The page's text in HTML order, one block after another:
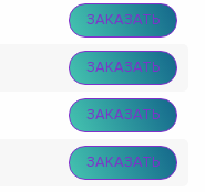
ЗАКАЗАТЬ
ЗАКАЗАТЬ
ЗАКАЗАТЬ
ЗАКАЗАТЬ